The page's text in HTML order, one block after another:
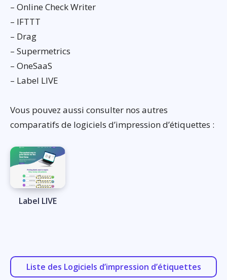
– Online Check Writer
– IFTTT
– Drag
– Supermetrics
– OneSaaS
– Label LIVE
Vous pouvez aussi consulter nos autres
comparatifs de logiciels d’impression d’étiquettes :
Label LIVE
Liste des Logiciels d’impression d’étiquettes